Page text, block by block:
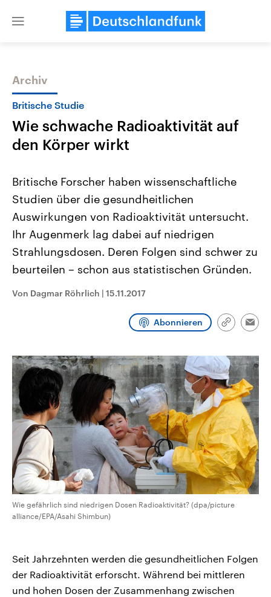
Close
Themen
Landtagswahl Sachsen-Anhalt
2026
Alle Informationen
Sachsen-Anhalt wählt am 6.
September 2026 einen neuen
Landtag. Seit 2021 wird das
Bundesland von einer Koalition aus
Umfragen, Prognosen,
Wahlprogramme, aktuelle Berichte
und Kandidaten der anstehenden
USA
Aktuelle Beiträge,
Hintergründe
Wirtschaftlich und
gehören die Vereinigten
den mächtigsten Ländern
mit großem Einfluss auf
Archiv
Britische Studie
Wie schwache Radioaktivität auf
den Körper wirkt
Britische Forscher haben wissenschaftliche
Studien über die gesundheitlichen
Auswirkungen von Radioaktivität untersucht.
Ihr Augenmerk lag dabei auf niedrigen
Strahlungsdosen. Deren Folgen sind schwer zu
beurteilen – schon aus statistischen Gründen.
Von Dagmar Röhrlich | 15.11.2017
Abonnieren
Link
Wie gefährlich sind niedrigen Dosen Radioaktivität? (dpa/picture
alliance/EPA/Asahi Shimbun)
Seit Jahrzehnten werden die gesundheitlichen Folgen
der Radioaktivität erforscht. Während bei mittleren
und hohen Dosen der Zusammenhang zwischen